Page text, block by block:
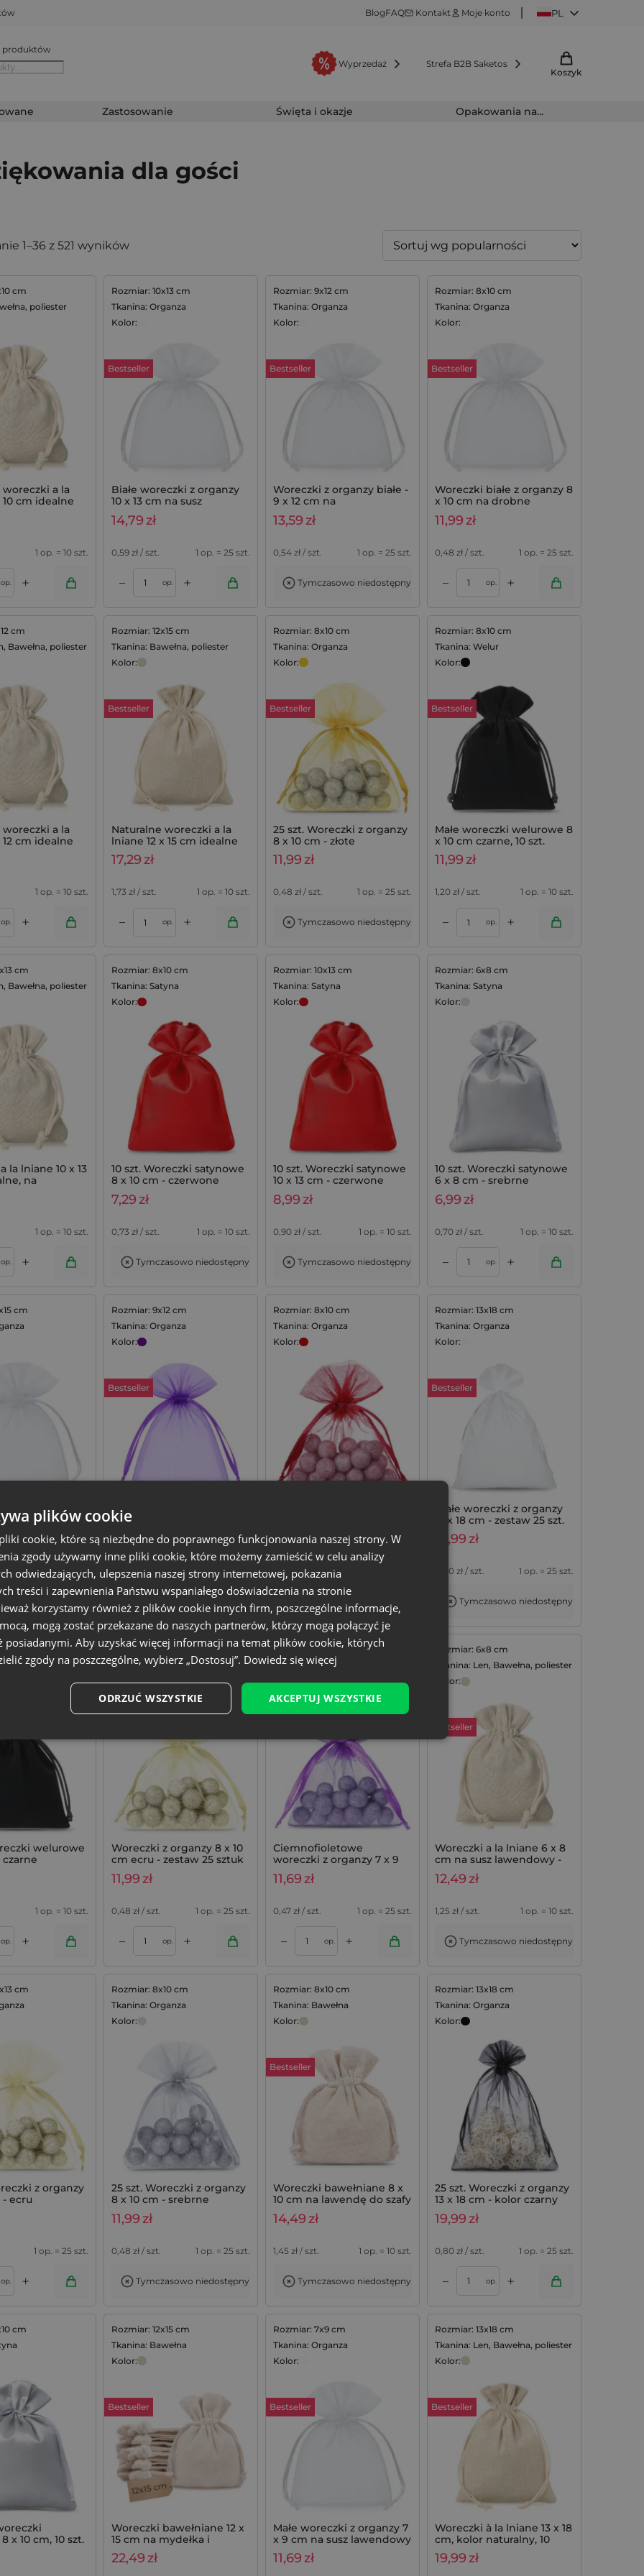
BlogFAQ Kontakt Moje konto PL
produktów
Wyprzedaż
Strefa B2B Saketos
Koszyk
Zastosowanie Święta i okazje Opakowania na...
dla gości
1–36 z 521 wyników
cm
poliester
a la
cm idealne
1 op. = 10 szt.
op. +
Rozmiar: 10x13 cm
Tkanina: Organza
Kolor:
Bestseller
Białe woreczki z organzy
10 x 13 cm na susz
lawendowy - 25 szt.
14,79zł
0,59 zł / szt. 1 op. = 25 szt.
– op. +
Rozmiar: 9x12 cm
Tkanina: Organza
Kolor:
Bestseller
Woreczki z organzy białe -
9 x 12 cm na
podziękowania z lawendą
- 25 szt.
13,59zł
0,54 zł / szt. 1 op. = 25 szt.
Tymczasowo niedostępny
Rozmiar: 8x10 cm
Tkanina: Organza
Kolor:
Bestseller
Woreczki białe z organzy 8
x 10 cm na drobne
upominki z lawendą - 25
szt.
11,99zł
0,48 zł / szt. 1 op. = 25 szt.
– op. +
Dodaj do koszyka
cm
Bawełna, poliester
a la
cm idealne
1 op. = 10 szt.
op. +
Rozmiar: 12x15 cm
Tkanina: Bawełna, poliester
Kolor:
Bestseller
Naturalne woreczki a la
lniane 12 x 15 cm idealne
do zestawów
lawendowych - 10 szt.
17,29zł
1,73 zł / szt. 1 op. = 10 szt.
– op. +
Rozmiar: 8x10 cm
Tkanina: Organza
Kolor:
Bestseller
25 szt. Woreczki z organzy
8 x 10 cm - złote
11,99zł
0,48 zł / szt. 1 op. = 25 szt.
Tymczasowo niedostępny
Rozmiar: 8x10 cm
Tkanina: Welur
Kolor:
Bestseller
Małe woreczki welurowe 8
x 10 cm czarne, 10 szt.
11,99zł
1,20 zł / szt. 1 op. = 10 szt.
– op. +
Dodaj do koszyka
cm
Bawełna, poliester
la lniane 10 x 13
na
1 op. = 10 szt.
op. +
Rozmiar: 8x10 cm
Tkanina: Satyna
Kolor:
10 szt. Woreczki satynowe
8 x 10 cm - czerwone
7,29zł
0,73 zł / szt. 1 op. = 10 szt.
Tymczasowo niedostępny
Rozmiar: 10x13 cm
Tkanina: Satyna
Kolor:
10 szt. Woreczki satynowe
10 x 13 cm - czerwone
8,99zł
0,90 zł / szt. 1 op. = 10 szt.
Tymczasowo niedostępny
Rozmiar: 6x8 cm
Tkanina: Satyna
Kolor:
10 szt. Woreczki satynowe
6 x 8 cm - srebrne
6,99zł
0,70 zł / szt. 1 op. = 10 szt.
– op. +
Dodaj do koszyka
cm
organzy 12 x 15
i saszetki
- 25 szt.
1 op. = 25 szt.
+
Rozmiar: 9x12 cm
Tkanina: Organza
Kolor:
Bestseller
Ciemnofioletowe
woreczki z organzy 9 x 12
cm na lawendę - 25 szt.
13,59zł
0,54 zł / szt. 1 op. = 25 szt.
–
Rozmiar: 8x10 cm
Tkanina: Organza
Kolor:
11,99zł
0,48 zł / szt.
+
do koszyka
Rozmiar: 13x18 cm
Tkanina: Organza
Kolor:
Bestseller
Białe woreczki z organzy
13 x 18 cm - zestaw 25 szt.
19,99zł
0,80 zł / szt. 1 op. = 25 szt.
Tymczasowo niedostępny
cm
welurowe
1 op. = 10 szt.
op. +
Rozmiar: 8x10 cm
Tkanina: Organza
Kolor:
Woreczki z organzy 8 x 10
cm ecru - zestaw 25 sztuk
11,99zł
0,48 zł / szt. 1 op. = 25 szt.
– op. +
Rozmiar: 7x9 cm
Tkanina: Organza
Kolor:
Ciemnofioletowe
woreczki z organzy 7 x 9
cm na drobne upominki z
lawendą, komplet 25 szt.
11,69zł
0,47 zł / szt. 1 op. = 25 szt.
– op. +
do koszyka
Rozmiar: 6x8 cm
Tkanina: Len, Bawełna, poliester
Kolor:
Bestseller
Woreczki a la lniane 6 x 8
cm na susz lawendowy -
10 szt.
12,49zł
1,25 zł / szt. 1 op. = 10 szt.
Tymczasowo niedostępny
cm
z organzy
- ecru
1 op. = 25 szt.
op. +
Rozmiar: 8x10 cm
Tkanina: Organza
Kolor:
25 szt. Woreczki z organzy
8 x 10 cm - srebrne
11,99zł
0,48 zł / szt. 1 op. = 25 szt.
Tymczasowo niedostępny
Rozmiar: 8x10 cm
Tkanina: Bawełna
Kolor:
Bestseller
Woreczki bawełniane 8 x
10 cm na lawendę do szafy
i szuflad - 10 szt.
14,49zł
1,45 zł / szt. 1 op. = 10 szt.
Tymczasowo niedostępny
Rozmiar: 13x18 cm
Tkanina: Organza
Kolor:
25 szt. Woreczki z organzy
13 x 18 cm - kolor czarny
19,99zł
0,80 zł / szt. 1 op. = 25 szt.
– op. +
Dodaj do koszyka
cm
x 10 cm, 10 szt.
Rozmiar: 12x15 cm
Tkanina: Bawełna
Kolor:
Bestseller
Woreczki bawełniane 12 x
15 cm na mydełka i
saszetki lawendowe,
komplet 10 szt.
22,49zł
Rozmiar: 7x9 cm
Tkanina: Organza
Kolor:
Bestseller
Małe woreczki z organzy 7
x 9 cm na susz lawendowy
- 25 szt.
11,69zł
Rozmiar: 13x18 cm
Tkanina: Len, Bawełna, poliester
Kolor:
Bestseller
Woreczki à la lniane 13 x 18
cm, kolor naturalny, 10
sztuk
19,99zł
plików cookie
cookie, które są niezbędne do poprawnego funkcjonowania naszej strony. W
zgody używamy inne pliki cookie, które możemy zamieścić w celu analizy
odwiedzających, ulepszenia naszej strony internetowej, pokazania
treści i zapewnienia Państwu wspaniałego doświadczenia na stronie
korzystamy również z plików cookie innych firm, poszczególne informacje,
mogą zostać przekazane do naszych partnerów, którzy mogą połączyć je
posiadanymi. Aby uzyskać więcej informacji na temat plików cookie, których
zgody na poszczególne, wybierz „Dostosuj”. Dowiedz się więcej
AKCEPTUJ WSZYSTKIE
ODRZUĆ WSZYSTKIE